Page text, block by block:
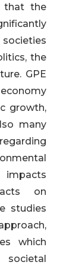
that the
the
GPE
growth,
many
impacts
on
studies
which